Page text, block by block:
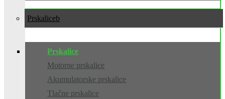
Prskalice
Prskalice
Motorne prskalice
Akumulatorske prskalice
Tlačne prskalice